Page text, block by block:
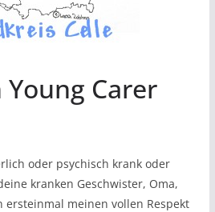
Carer
oder psychisch krank oder
kranken Geschwister, Oma,
ersteinmal meinen vollen Respekt